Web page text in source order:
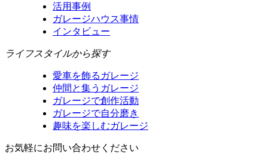
活用事例
ガレージハウス事情
インタビュー
ライフスタイルから探す
愛車を飾るガレージ
仲間と集うガレージ
ガレージで創作活動
ガレージで自分磨き
趣味を楽しむガレージ
お気軽にお問い合わせください